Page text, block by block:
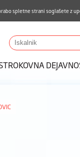
Dostava kosil
Iskalnik
spletne strani soglašete z